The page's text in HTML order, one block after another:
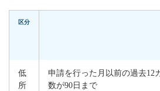
区分
低
所
申請を行った月以前の過去12
数が90日まで